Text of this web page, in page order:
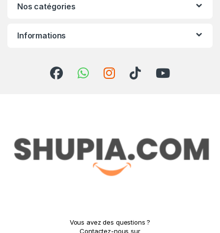
Nos catégories
Informations
Vous avez des questions ?
Contactez-nous sur